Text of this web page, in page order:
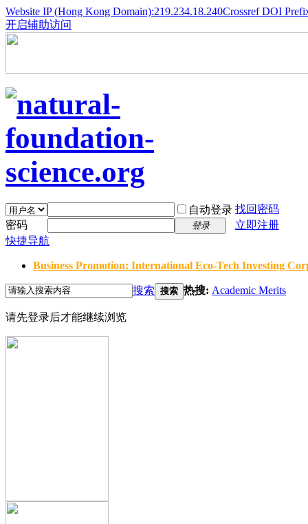
Website IP (Hong Kong Domain):219.234.18.240Crossref DOI
开启辅助访问
自动登录 找回密码
密码
登录
立即注册
快捷导航
Business Promotion: International Eco-Tech Investing
搜索 搜索 热搜: Academic Merits
请先登录后才能继续浏览